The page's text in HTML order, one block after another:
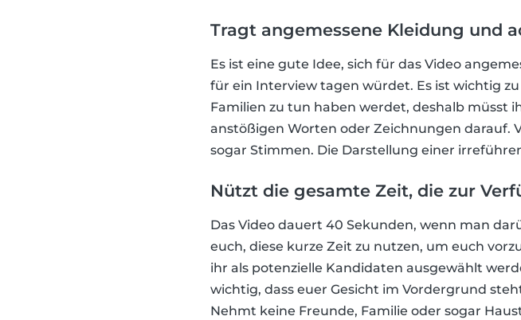
Tragt angemessene Kleidung und
Es ist eine gute Idee, sich für das Video
für ein Interview tagen würdet. Es ist wichtig
Familien zu tun haben werdet, deshalb müsst
anstößigen Worten oder Zeichnungen darauf.
sogar Stimmen. Die Darstellung einer
Nützt die gesamte Zeit, die zur
Das Video dauert 40 Sekunden, wenn man
euch, diese kurze Zeit zu nutzen, um euch
ihr als potenzielle Kandidaten ausgewählt
wichtig, dass euer Gesicht im Vordergrund
Nehmt keine Freunde, Familie oder sogar